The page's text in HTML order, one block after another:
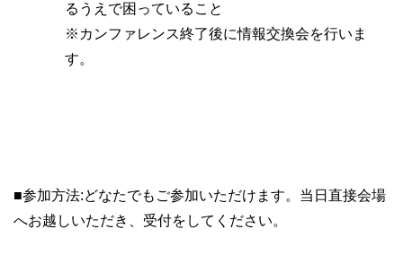
るうえで困っていること
※カンファレンス終了後に情報交換会を行いま
す。
■参加方法:どなたでもご参加いただけます。当日直接会場
へお越しいただき、受付をしてください。